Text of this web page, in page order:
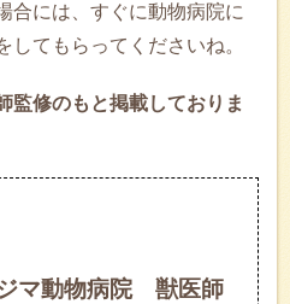
合には、すぐに動物病院に
てもらってくださいね。
修のもと掲載しておりま
マ動物病院 獣医師